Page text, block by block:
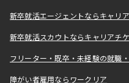
新卒就活エージェントならキャリ
新卒就活スカウトならキャリアチ
フリーター・既卒・未経験の就職
障がい者雇用ならワークリア